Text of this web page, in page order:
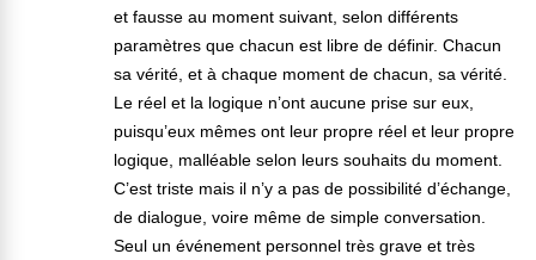
et fausse au moment suivant, selon différents
paramètres que chacun est libre de définir. Chacun
sa vérité, et à chaque moment de chacun, sa vérité.
Le réel et la logique n’ont aucune prise sur eux,
puisqu’eux mêmes ont leur propre réel et leur propre
logique, malléable selon leurs souhaits du moment.
C’est triste mais il n’y a pas de possibilité d’échange,
de dialogue, voire même de simple conversation.
Seul un événement personnel très grave et très